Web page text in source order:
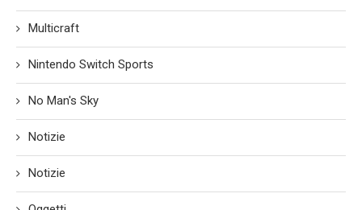
Multicraft
Nintendo Switch Sports
No Man's Sky
Notizie
Notizie